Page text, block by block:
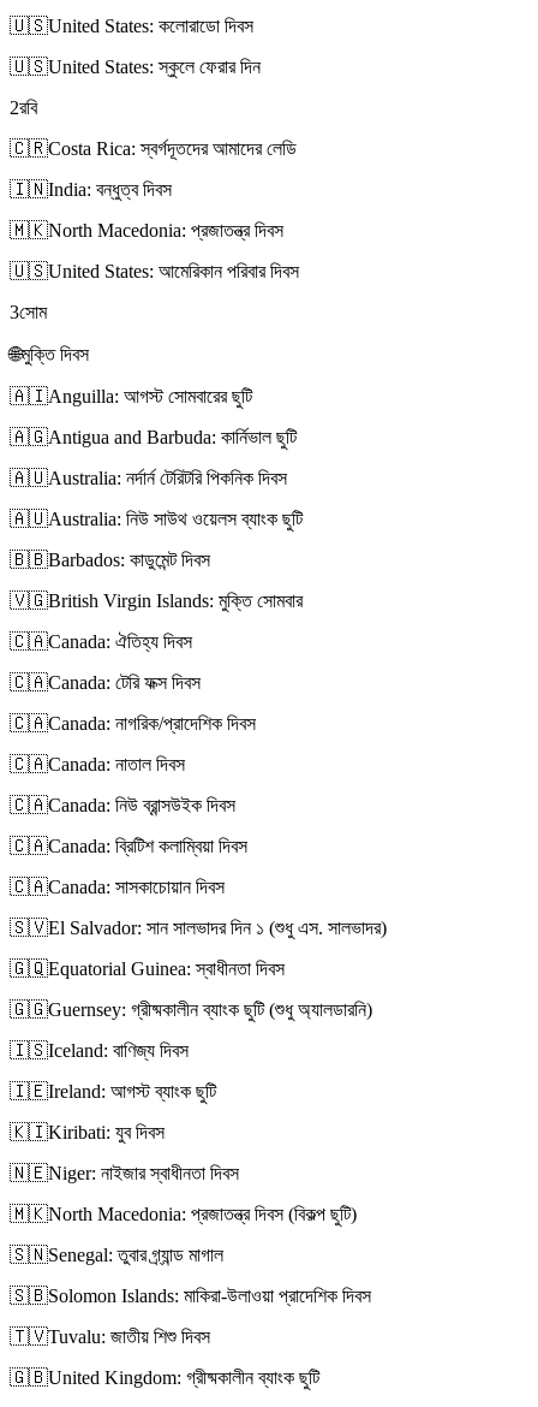
🇺🇸United States: কলোরাডো দিবস
🇺🇸United States: স্কুলে ফেরার দিন
2রবি
🇨🇷Costa Rica: স্বর্গদূতদের আমাদের লেডি
🇮🇳India: বন্ধুত্ব দিবস
🇲🇰North Macedonia: প্রজাতন্ত্র দিবস
🇺🇸United States: আমেরিকান পরিবার দিবস
3সোম
🌐মুক্তি দিবস
🇦🇮Anguilla: আগস্ট সোমবারের ছুটি
🇦🇬Antigua and Barbuda: কার্নিভাল ছুটি
🇦🇺Australia: নর্দার্ন টেরিটরি পিকনিক দিবস
🇦🇺Australia: নিউ সাউথ ওয়েলস ব্যাংক ছুটি
🇧🇧Barbados: কাডুমেন্ট দিবস
🇻🇬British Virgin Islands: মুক্তি সোমবার
🇨🇦Canada: ঐতিহ্য দিবস
🇨🇦Canada: টেরি ফক্স দিবস
🇨🇦Canada: নাগরিক/প্রাদেশিক দিবস
🇨🇦Canada: নাতাল দিবস
🇨🇦Canada: নিউ ব্রান্সউইক দিবস
🇨🇦Canada: ব্রিটিশ কলাম্বিয়া দিবস
🇨🇦Canada: সাসকাচোয়ান দিবস
🇸🇻El Salvador: সান সালভাদর দিন ১ (শুধু এস. সালভাদর)
🇬🇶Equatorial Guinea: স্বাধীনতা দিবস
🇬🇬Guernsey: গ্রীষ্মকালীন ব্যাংক ছুটি (শুধু অ্যালডারনি)
🇮🇸Iceland: বাণিজ্য দিবস
🇮🇪Ireland: আগস্ট ব্যাংক ছুটি
🇰🇮Kiribati: যুব দিবস
🇳🇪Niger: নাইজার স্বাধীনতা দিবস
🇲🇰North Macedonia: প্রজাতন্ত্র দিবস (বিকল্প ছুটি)
🇸🇳Senegal: তুবার গ্র্যান্ড মাগাল
🇸🇧Solomon Islands: মাকিরা-উলাওয়া প্রাদেশিক দিবস
🇹🇻Tuvalu: জাতীয় শিশু দিবস
🇬🇧United Kingdom: গ্রীষ্মকালীন ব্যাংক ছুটি